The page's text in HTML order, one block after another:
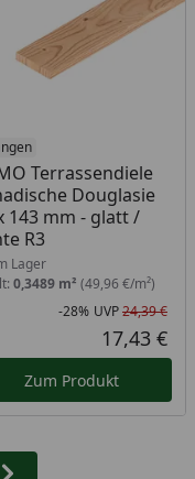
Preis
Terrassendiele
Douglasie
143 mm - glatt /
R3
am Lager
Lager
0,3489 m² (49,96 €/m²)
-28% UVP24,39 €
17,43 €
Zum Produkt